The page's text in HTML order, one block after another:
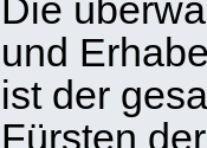
Die
und
ist der
Fürsten